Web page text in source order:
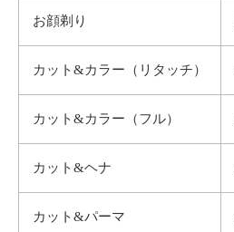
お顔剃り
カット&カラー（リタッチ）
カット&カラー（フル）
カット&ヘナ
カット&パーマ